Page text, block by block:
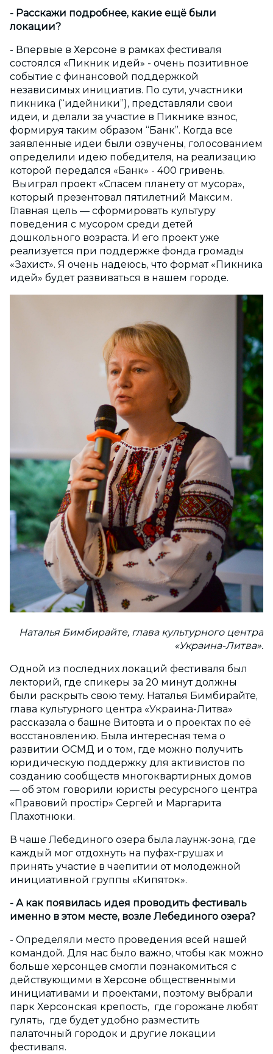
- Расскажи подробнее, какие ещё были
локации?
- Впервые в Херсоне в рамках фестиваля
состоялся «Пикник идей» - очень позитивное
событие с финансовой поддержкой
независимых инициатив. По сути, участники
пикника (“идейники”), представляли свои
идеи, и делали за участие в Пикнике взнос,
формируя таким образом “Банк”. Когда все
заявленные идеи были озвучены, голосованием
определили идею победителя, на реализацию
которой передался «Банк» - 400 гривень.
Выиграл проект «Спасем планету от мусора»,
который презентовал пятилетний Максим.
Главная цель — сформировать культуру
поведения с мусором среди детей
дошкольного возраста. И его проект уже
реализуется при поддержке фонда громады
«Захист». Я очень надеюсь, что формат «Пикника
идей» будет развиваться в нашем городе.
Наталья Бимбирайте, глава культурного центра
«Украина-Литва».
Одной из последних локаций фестиваля был
лекторий, где спикеры за 20 минут должны
были раскрыть свою тему. Наталья Бимбирайте,
глава культурного центра «Украина-Литва»
рассказала о башне Витовта и о проектах по её
восстановлению. Была интересная тема о
развитии ОСМД и о том, где можно получить
юридическую поддержку для активистов по
созданию сообществ многоквартирных домов
— об этом говорили юристы ресурсного центра
«Правовий простір» Сергей и Маргарита
Плахотнюки.
В чаше Лебединого озера была лаунж-зона, где
каждый мог отдохнуть на пуфах-грушах и
принять участие в чаепитии от молодежной
инициативной группы «Кипяток».
- А как появилась идея проводить фестиваль
именно в этом месте, возле Лебединого озера?
- Определяли место проведения всей нашей
командой. Для нас было важно, чтобы как можно
больше херсонцев смогли познакомиться с
действующими в Херсоне общественными
инициативами и проектами, поэтому выбрали
парк Херсонская крепость, где горожане любят
гулять, где будет удобно разместить
палаточный городок и другие локации
фестиваля.